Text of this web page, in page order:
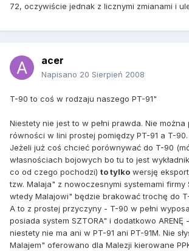
72, oczywiście jednak z licznymi zmianami i
acer
Napisano 20 Sierpień 2008
T-90 to coś w rodzaju naszego PT-91"
Niestety nie jest to w pełni prawda. Nie
równości w lini prostej pomiędzy PT-91 a T-90.
Jeżeli już coś chcieć porównywać do T-90
własnościach bojowych bo tu to jest
co od czego pochodzi) to tylko wersję
tzw. Malaja" z nowoczesnymi systemami firmy
wtedy Malajowi" będzie brakować trochę do
A to z prostej przyczyny - T-90 w pełni
posiada system SZTORA" i dodatkowo ARENĘ
niestety nie ma ani w PT-91 ani PT-91M. Nie
Malajem" oferowano dla Malezji kierowane